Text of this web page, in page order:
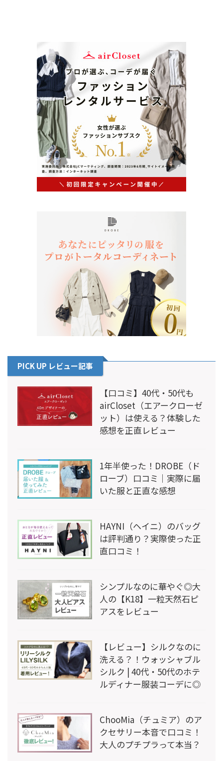
PICK UP レビュー記事
【口コミ】40代・50代も
airCloset（エアークローゼ
ット）は使える？体験した
感想を正直レビュー
1年半使った！DROBE（ド
ローブ）口コミ｜実際に届
いた服と正直な感想
HAYNI（ヘイニ）のバッグ
は評判通り？実際使った正
直口コミ！
シンプルなのに華やぐ◎大
人の【K18】一粒天然石ピ
アスをレビュー
【レビュー】シルクなのに
洗える？！ウォッシャブル
シルク | 40代・50代のホテ
ルディナー服装コーデに◎
ChooMia（チュミア）のア
クセサリー本音で口コミ！
大人のプチプラって本当？